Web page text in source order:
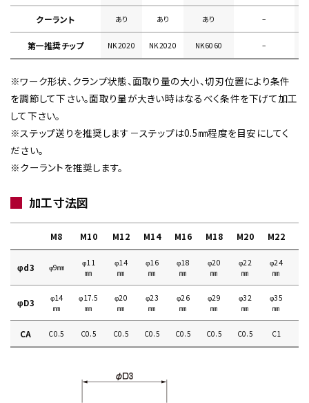
クーラント あり あり あり –
第一推奨チップ NK2020 NK2020 NK6060 –
※ワーク形状、クランプ状態、面取り量の大小、切刃位置により条件
を調節して下さい。面取り量が大きい時はなるべく条件を下げて加工
して下さい。
※ステップ送りを推奨します－ステップは0.5㎜程度を目安にしてく
ださい。
※クーラントを推奨します。
加工寸法図
M8 M10 M12 M14 M16 M18 M20 M22
φd3 φ9㎜
φ11
㎜
φ14
㎜
φ16
㎜
φ18
㎜
φ20
㎜
φ22
㎜
φ24
㎜
φD3
φ14
㎜
φ17.5
㎜
φ20
㎜
φ23
㎜
φ26
㎜
φ29
㎜
φ32
㎜
φ35
㎜
CA C0.5 C0.5 C0.5 C0.5 C0.5 C0.5 C0.5 C1